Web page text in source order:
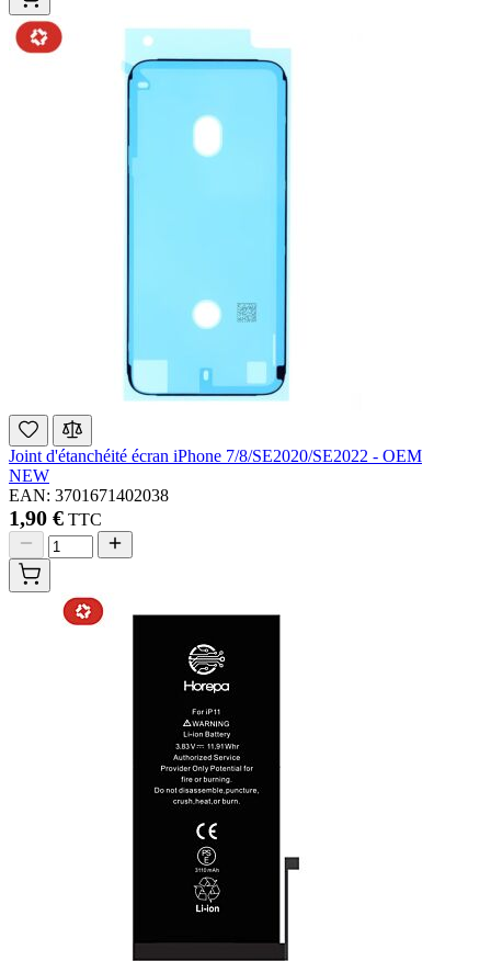
Joint d'étanchéité écran iPhone 7/8/SE2020/SE2022 - OEM
NEW
EAN: 3701671402038
1,90 € TTC